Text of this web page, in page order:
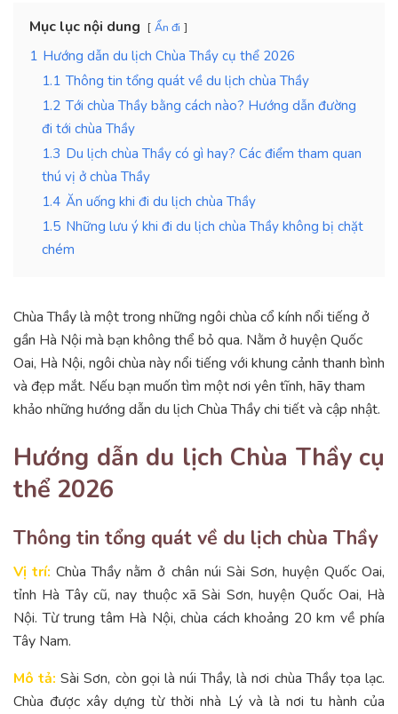
Mục lục nội dung Ẩn đi
1 Hướng dẫn du lịch Chùa Thầy cụ thể 2026
1.1 Thông tin tổng quát về du lịch chùa Thầy
1.2 Tới chùa Thầy bằng cách nào? Hướng dẫn đường
đi tới chùa Thầy
1.3 Du lịch chùa Thầy có gì hay? Các điểm tham quan
thú vị ở chùa Thầy
1.4 Ăn uống khi đi du lịch chùa Thầy
1.5 Những lưu ý khi đi du lịch chùa Thầy không bị chặt
chém
Chùa Thầy là một trong những ngôi chùa cổ kính nổi tiếng ở
gần Hà Nội mà bạn không thể bỏ qua. Nằm ở huyện Quốc
Oai, Hà Nội, ngôi chùa này nổi tiếng với khung cảnh thanh bình
và đẹp mắt. Nếu bạn muốn tìm một nơi yên tĩnh, hãy tham
khảo những hướng dẫn du lịch Chùa Thầy chi tiết và cập nhật.
Hướng dẫn du lịch Chùa Thầy cụ
thể 2026
Thông tin tổng quát về du lịch chùa Thầy
Vị trí: Chùa Thầy nằm ở chân núi Sài Sơn, huyện Quốc Oai,
tỉnh Hà Tây cũ, nay thuộc xã Sài Sơn, huyện Quốc Oai, Hà
Nội. Từ trung tâm Hà Nội, chùa cách khoảng 20 km về phía
Tây Nam.
Mô tả: Sài Sơn, còn gọi là núi Thầy, là nơi chùa Thầy tọa lạc.
Chùa được xây dựng từ thời nhà Lý và là nơi tu hành của